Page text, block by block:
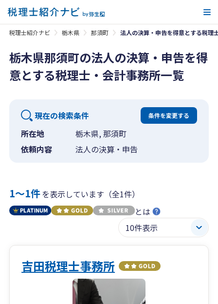
税理士紹介ナビ 栃木県 那須町 法人の決算・申告を得意とする税理
栃木県那須町の法人の決算・申告を得
意とする税理士・会計事務所一覧
現在の検索条件 条件を変更する
所在地
栃木県, 那須町
依頼内容
法人の決算・申告
1〜1件を表示しています（全1件）
とは
吉田税理士事務所